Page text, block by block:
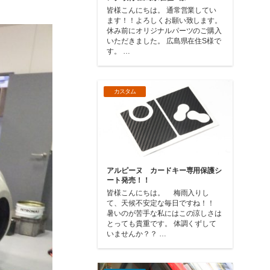
皆様こんにちは。 通常営業してい
ます！！よろしくお願い致します。
休み前にオリジナルパーツのご購入
いただきました。 広島県在住S様で
す。 …
カスタム
アルピーヌ カードキー専用保護シ
ート発売！！
皆様こんにちは。 梅雨入りし
て、天候不安定な毎日ですね！！
暑いのが苦手な私にはこの涼しさは
とっても貴重です。 体調くずして
いませんか？？ …